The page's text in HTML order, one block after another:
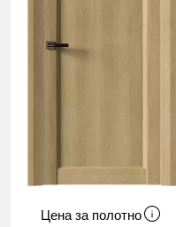
Цена за полотно